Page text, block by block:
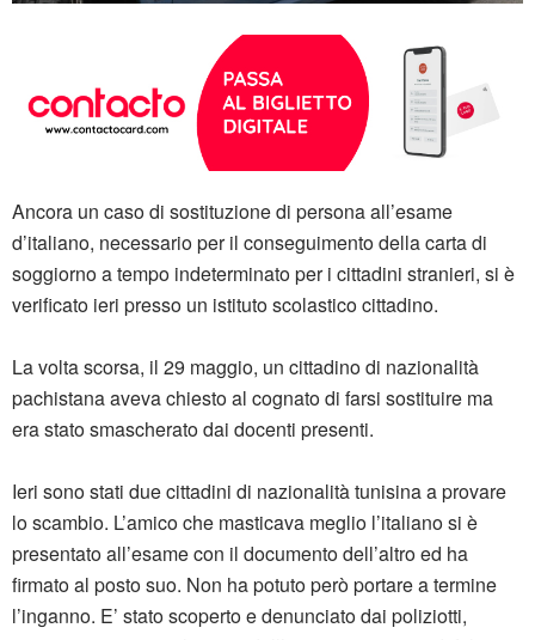
Ancora un caso di sostituzione di persona all’esame
d’italiano, necessario per il conseguimento della carta di
soggiorno a tempo indeterminato per i cittadini stranieri, si è
verificato ieri presso un istituto scolastico cittadino.
La volta scorsa, il 29 maggio, un cittadino di nazionalità
pachistana aveva chiesto al cognato di farsi sostituire ma
era stato smascherato dai docenti presenti.
Ieri sono stati due cittadini di nazionalità tunisina a provare
lo scambio. L’amico che masticava meglio l’italiano si è
presentato all’esame con il documento dell’altro ed ha
firmato al posto suo. Non ha potuto però portare a termine
l’inganno. E’ stato scoperto e denunciato dai poliziotti,